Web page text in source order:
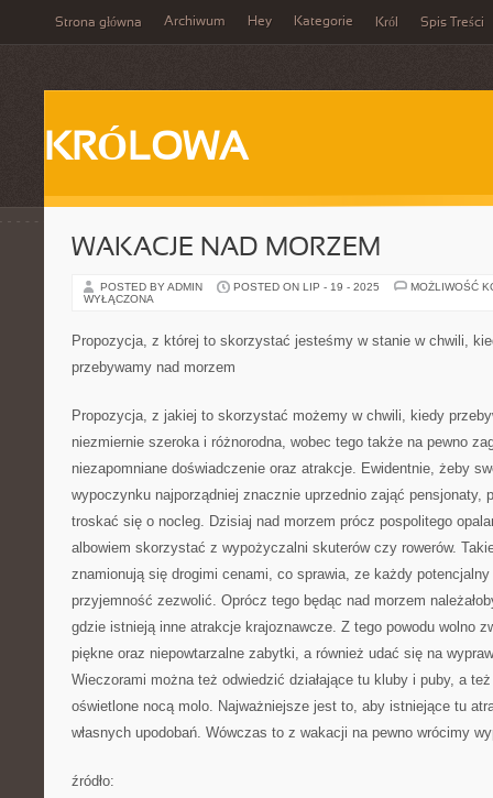
Strona główna Archiwum Hey Kategorie Król Spis Treści
KRÓLOWA
WAKACJE NAD MORZEM
POSTED BY ADMIN POSTED ON LIP - 19 - 2025
MOŻLIWOŚĆ
WYŁĄCZONA
Propozycja, z której to skorzystać jesteśmy w stanie w chwili,
przebywamy nad morzem
Propozycja, z jakiej to skorzystać możemy w chwili, kiedy
niezmiernie szeroka i różnorodna, wobec tego także na pewno
niezapomniane doświadczenie oraz atrakcje. Ewidentnie, żeby
wypoczynku najporządniej znacznie uprzednio zająć pensjonaty,
troskać się o nocleg. Dzisiaj nad morzem prócz pospolitego
albowiem skorzystać z wypożyczalni skuterów czy rowerów.
znamionują się drogimi cenami, co sprawia, ze każdy
przyjemność zezwolić. Oprócz tego będąc nad morzem
gdzie istnieją inne atrakcje krajoznawcze. Z tego powodu wolno
piękne oraz niepowtarzalne zabytki, a również udać się na
Wieczorami można też odwiedzić działające tu kluby i puby, a
oświetlone nocą molo. Najważniejsze jest to, aby istniejące tu
własnych upodobań. Wówczas to z wakacji na pewno wrócimy
źródło: